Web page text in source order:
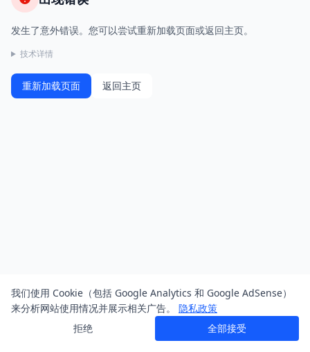
发生了意外错误。您可以尝试重新加载页面或返回主页。
技术详情
重新加载页面 返回主页
我们使用 Cookie（包括 Google Analytics 和 Google AdSense）
来分析网站使用情况并展示相关广告。
隐私政策
拒绝
全部接受